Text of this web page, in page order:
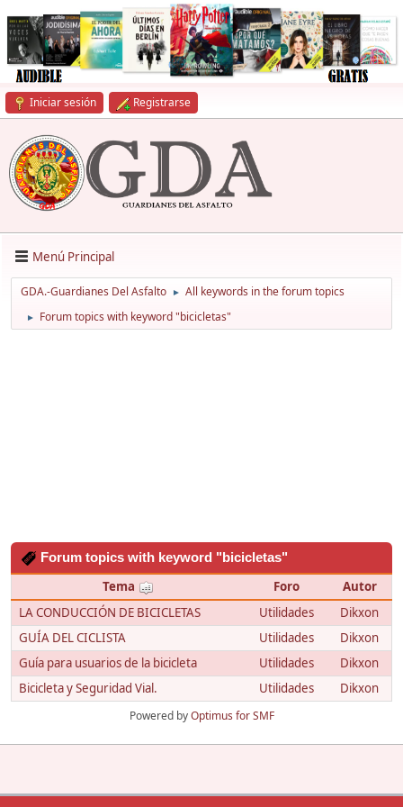
Iniciar sesión Registrarse
Menú Principal
GDA.-Guardianes Del Asfalto ► All keywords in the forum topics
► Forum topics with keyword "bicicletas"
Forum topics with keyword "bicicletas"
Tema Foro
Autor
LA CONDUCCIÓN DE BICICLETAS
Utilidades
Dikxon
GUÍA DEL CICLISTA
Utilidades
Dikxon
Guía para usuarios de la bicicleta
Utilidades
Dikxon
Bicicleta y Seguridad Vial.
Utilidades Dikxon
Powered byOptimus for SMF